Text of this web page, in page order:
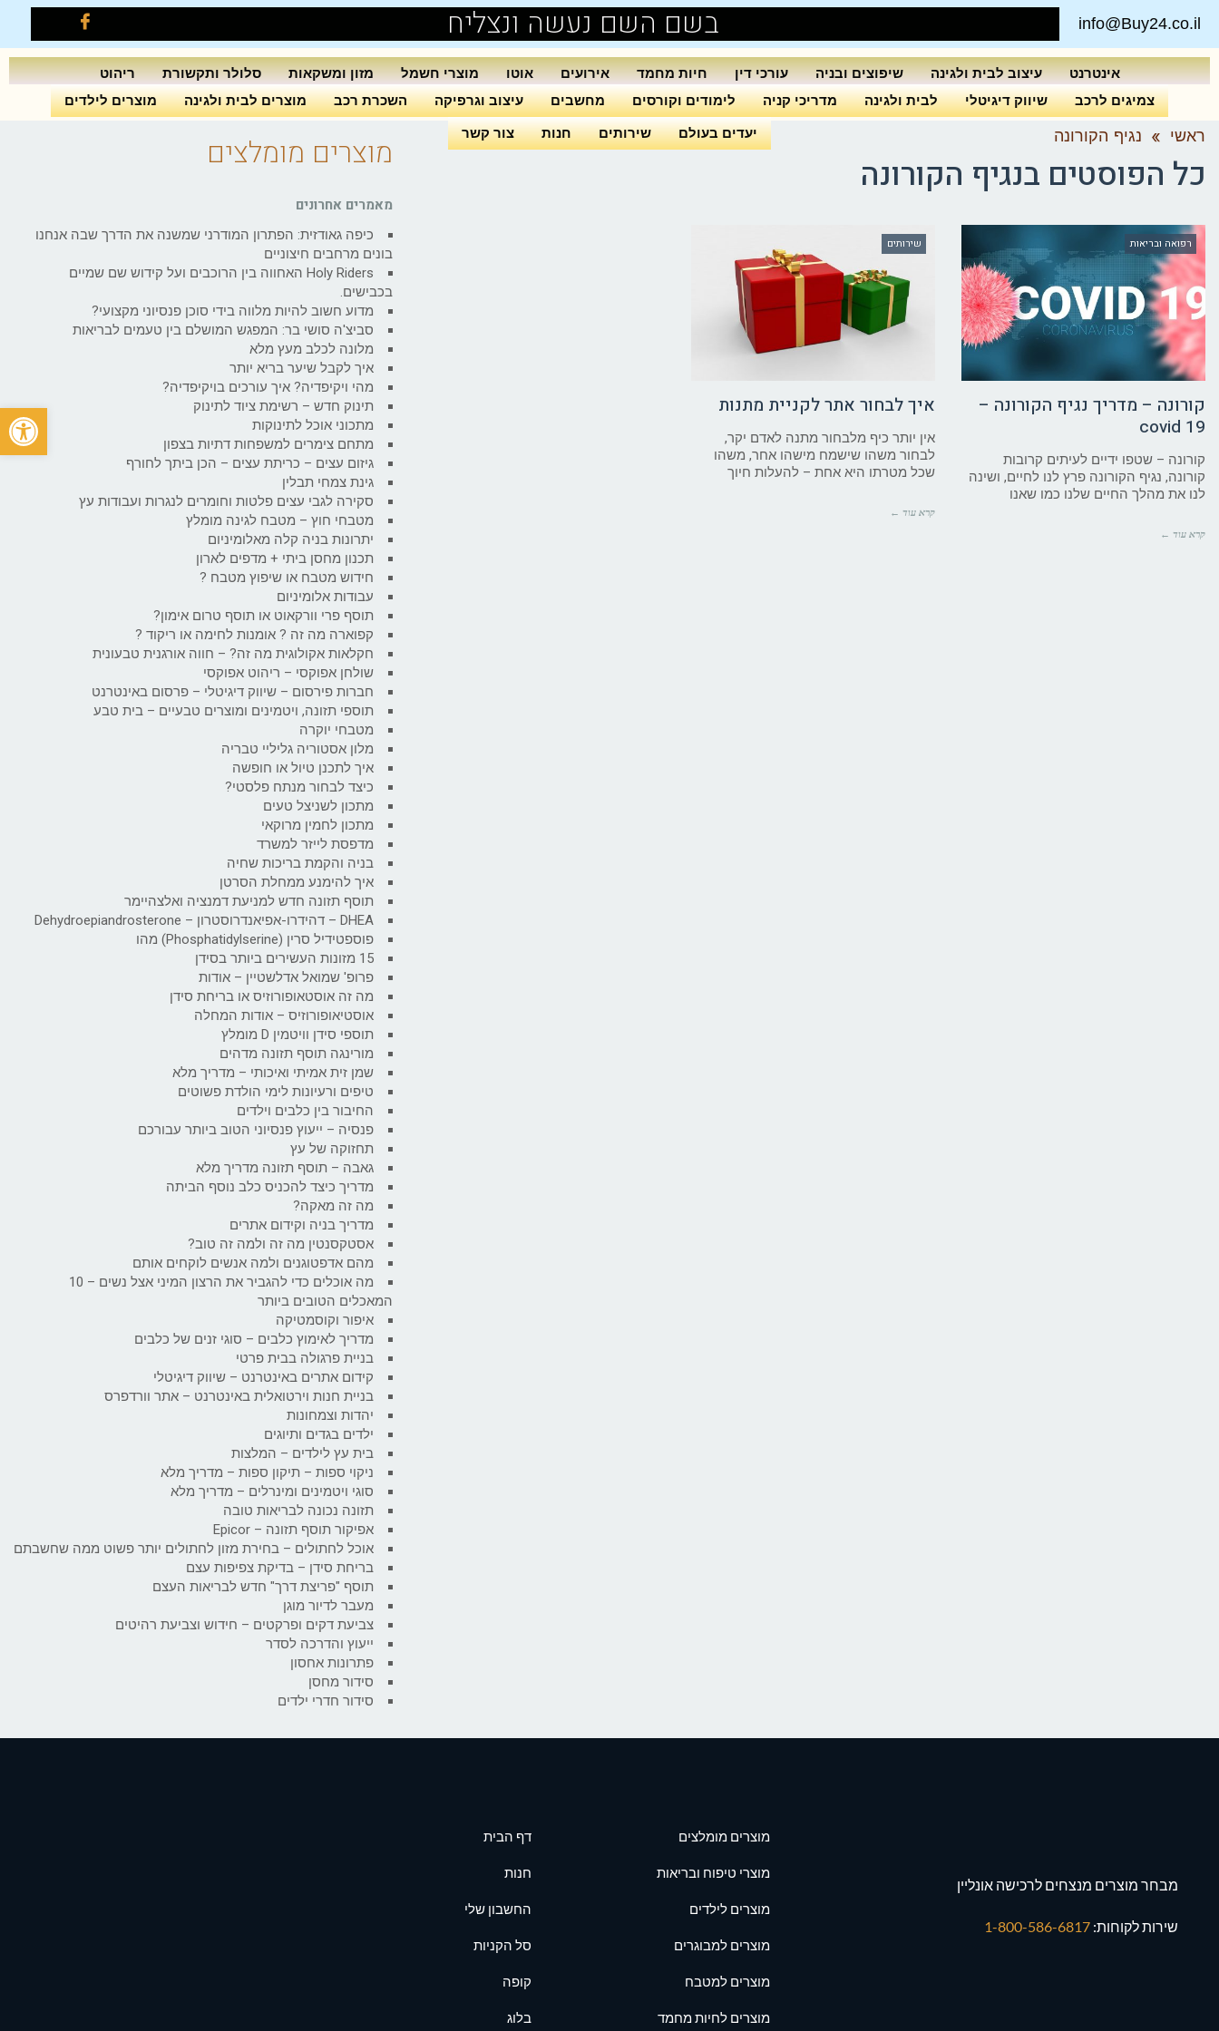
info@Buy24.co.il בשם השם נעשה ונצליח
אינטרנט עיצוב לבית ולגינה שיפוצים ובניה עורכי דין חיות מחמד אירועים אוטו מוצרי חשמל מזון ומשקאות סלולר ותקשורת
ריהוט
צמיגים לרכב
שיווק דיגיטלי לבית ולגינה מדריכי קניה לימודים וקורסים מחשבים עיצוב וגרפיקה השכרת רכב מוצרים לבית ולגינה מוצרים לילדים
יעדים בעולם שירותים חנות צור קשר ראשי » נגיף הקורונה
כל הפוסטים בנגיף הקורונה
רפואה ובריאות
קורונה – מדריך נגיף הקורונה –
covid 19
קורונה – שטפו ידיים לעיתים קרובות
קורונה, נגיף הקורונה פרץ לנו לחיים, ושינה
לנו את מהלך החיים שלנו כמו שאנו
קרא עוד ←
שירותים
איך לבחור אתר לקניית מתנות
אין יותר כיף מלבחור מתנה לאדם יקר,
לבחור משהו שישמח מישהו אחר, משהו
שכל מטרתו היא אחת – להעלות חיוך
קרא עוד ←
מוצרים מומלצים
מאמרים אחרונים
כיפה גאודזית: הפתרון המודרני שמשנה את הדרך שבה אנחנו
בונים מרחבים חיצוניים
Holy Riders האחווה בין הרוכבים ועל קידוש שם שמיים
בכבישים.
מדוע חשוב להיות מלווה בידי סוכן פנסיוני מקצועי?
סביצ'ה סושי בר: המפגש המושלם בין טעמים לבריאות
מלונה לכלב מעץ מלא
איך לקבל שיער בריא יותר
מהי ויקיפדיה? איך עורכים בויקיפדיה?
תינוק חדש – רשימת ציוד לתינוק
מתכוני אוכל לתינוקות
מתחם צימרים למשפחות דתיות בצפון
גיזום עצים – כריתת עצים – הכן ביתך לחורף
גינת צמחי תבלין
סקירה לגבי עצים פלטות וחומרים לנגרות ועבודות עץ
מטבחי חוץ – מטבח לגינה מומלץ
יתרונות בניה קלה מאלומיניום
תכנון מחסן ביתי + מדפים לארון
חידוש מטבח או שיפוץ מטבח ?
עבודות אלומיניום
תוסף פרי וורקאוט או תוסף טרום אימון?
קפוארה מה זה ? אומנות לחימה או ריקוד ?
חקלאות אקולוגית מה זה? – חווה אורגנית טבעונית
שולחן אפוקסי – ריהוט אפוקסי
חברות פירסום – שיווק דיגיטלי – פרסום באינטרנט
תוספי תזונה, ויטמינים ומוצרים טבעיים – בית טבע
מטבחי יוקרה
מלון אסטוריה גליליי טבריה
איך לתכנן טיול או חופשה
כיצד לבחור מנתח פלסטי?
מתכון לשניצל טעים
מתכון לחמין מרוקאי
מדפסת לייזר למשרד
בניה והקמת בריכות שחיה
איך להימנע ממחלת הסרטן
תוסף תזונה חדש למניעת דמנציה ואלצהיימר
DHEA – דהידרו-אפיאנדרוסטרון – Dehydroepiandrosterone
פוספטידיל סרין (Phosphatidylserine) מהו
15 מזונות העשירים ביותר בסידן
פרופ' שמואל אדלשטיין – אודות
מה זה אוסטאופורוזיס או בריחת סידן
אוסטיאופורוזיס – אודות המחלה
תוספי סידן וויטמין D מומלץ
מורינגה תוסף תזונה מדהים
שמן זית אמיתי ואיכותי – מדריך מלא
טיפים ורעיונות לימי הולדת פשוטים
החיבור בין כלבים וילדים
פנסיה – ייעוץ פנסיוני הטוב ביותר עבורכם
תחזוקה של עץ
גאבה – תוסף תזונה מדריך מלא
מדריך כיצד להכניס כלב נוסף הביתה
מה זה מאקה?
מדריך בניה וקידום אתרים
אסטקסנטין מה זה ולמה זה טוב?
מהם אדפטוגנים ולמה אנשים לוקחים אותם
מה אוכלים כדי להגביר את הרצון המיני אצל נשים – 10
המאכלים הטובים ביותר
איפור וקוסמטיקה
מדריך לאימוץ כלבים – סוגי זנים של כלבים
בניית פרגולה בבית פרטי
קידום אתרים באינטרנט – שיווק דיגיטלי
בניית חנות וירטואלית באינטרנט – אתר וורדפרס
יהדות וצמחונות
ילדים בגדים ותיוגים
בית עץ לילדים – המלצות
ניקוי ספות – תיקון ספות – מדריך מלא
סוגי ויטמינים ומינרלים – מדריך מלא
תזונה נכונה לבריאות טובה
אפיקור תוסף תזונה – Epicor
אוכל לחתולים – בחירת מזון לחתולים יותר פשוט ממה שחשבתם
בריחת סידן – בדיקת צפיפות עצם
תוסף "פריצת דרך" חדש לבריאות העצם
מעבר לדיור מוגן
צביעת דקים ופרקטים – חידוש וצביעת רהיטים
ייעוץ והדרכה לסדר
פתרונות אחסון
סידור מחסן
סידור חדרי ילדים
מבחר מוצרים מנצחים לרכישה אונליין
שירות לקוחות:
מוצרים מומלצים
מוצרי טיפוח ובריאות
מוצרים לילדים
מוצרים למבוגרים
מוצרים למטבח
מוצרים לחיות מחמד
דף הבית
חנות
החשבון שלי
סל הקניות
קופה
בלוג